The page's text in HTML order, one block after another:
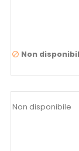
 Non
Non disponibile